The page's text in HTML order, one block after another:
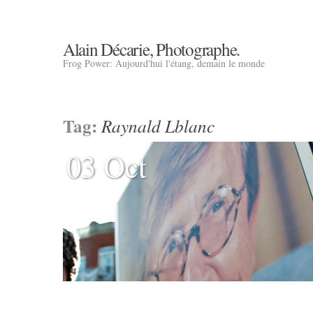
Alain Décarie, Photographe.
Frog Power: Aujourd'hui l'étang, demain le monde
Tag:Raynald Lblanc
03 Oct